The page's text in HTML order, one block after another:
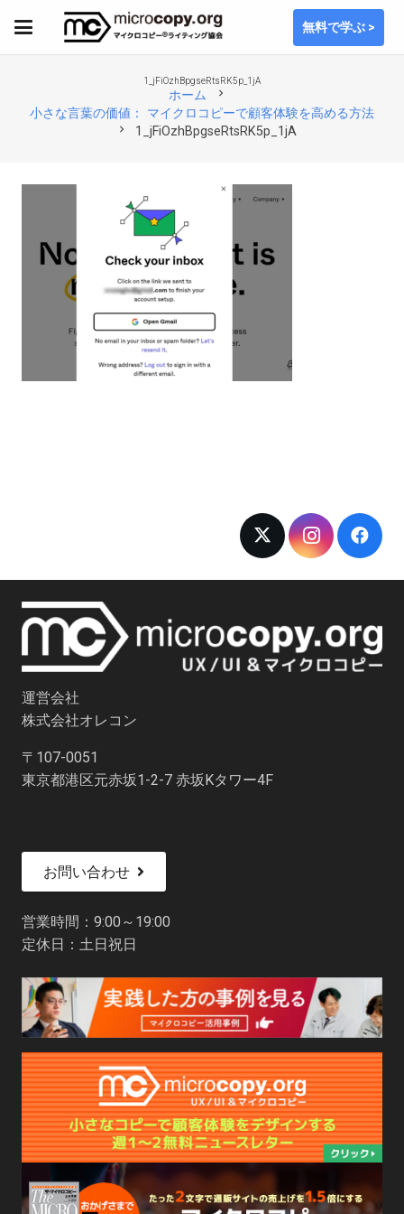
無料で学ぶ >
1_jFiOzhBpgseRtsRK5p_1jA
ホーム chevron_right
小さな言葉の価値： マイクロコピーで顧客体験を高める方法
chevron_right 1_jFiOzhBpgseRtsRK5p_1jA
運営会社
株式会社オレコン
〒107-0051
東京都港区元赤坂1-2-7 赤坂Kタワー4F
お問い合わせ
営業時間：9:00～19:00
定休日：土日祝日